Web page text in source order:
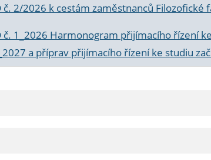
č. 2/2026 k cestám zaměstnanců Filozofické
č. 1_2026 Harmonogram přijímacího řízení
a příprav přijímacího řízení ke studiu